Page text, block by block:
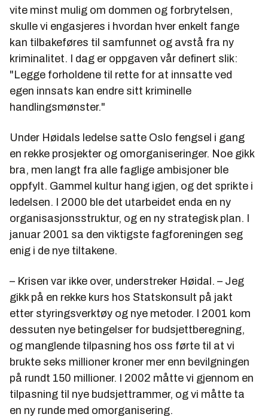
vite minst mulig om dommen og forbrytelsen,
skulle vi engasjeres i hvordan hver enkelt fange
kan tilbakeføres til samfunnet og avstå fra ny
kriminalitet. I dag er oppgaven vår definert slik:
"Legge forholdene til rette for at innsatte ved
egen innsats kan endre sitt kriminelle
handlingsmønster."
Under Høidals ledelse satte Oslo fengsel i gang
en rekke prosjekter og omorganiseringer. Noe gikk
bra, men langt fra alle faglige ambisjoner ble
oppfylt. Gammel kultur hang igjen, og det sprikte i
ledelsen. I 2000 ble det utarbeidet enda en ny
organisasjonsstruktur, og en ny strategisk plan. I
januar 2001 sa den viktigste fagforeningen seg
enig i de nye tiltakene.
– Krisen var ikke over, understreker Høidal. – Jeg
gikk på en rekke kurs hos Statskonsult på jakt
etter styringsverktøy og nye metoder. I 2001 kom
dessuten nye betingelser for budsjettberegning,
og manglende tilpasning hos oss førte til at vi
brukte seks millioner kroner mer enn bevilgningen
på rundt 150 millioner. I 2002 måtte vi gjennom en
tilpasning til nye budsjettrammer, og vi måtte ta
en ny runde med omorganisering.